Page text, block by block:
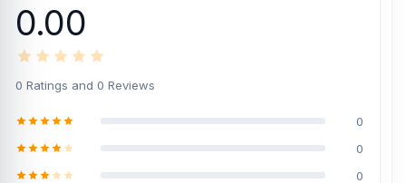
0.00
0 Ratings and 0 Reviews
0
0
0